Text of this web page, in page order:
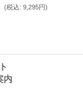
(税込: 9,295円)
内